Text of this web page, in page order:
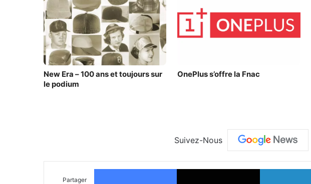
New Era – 100 ans et toujours sur
le podium
OnePlus s’offre la Fnac
Suivez-Nous
Partager
Facebook X